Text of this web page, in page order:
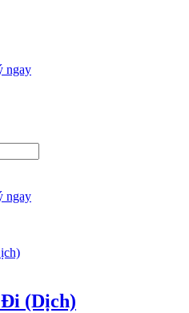
ngay
ngay
(Dịch)